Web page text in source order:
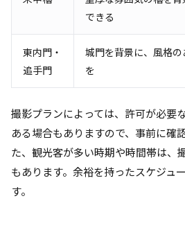
できる
東内門・
追手門
城門を背景に、風格の
を
撮影プランによっては、許可が必要
ある場合もありますので、事前に確
た、観光客が多い時期や時間帯は、
もあります。余裕を持ったスケジュ
す。